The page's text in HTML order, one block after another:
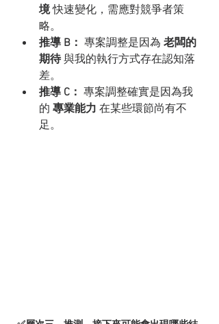
境 快速變化，需應對競爭者策
略。
推導 B： 專案調整是因為 老闆的
期待 與我的執行方式存在認知落
差。
推導 C： 專案調整確實是因為我
的 專業能力 在某些環節尚有不
足。